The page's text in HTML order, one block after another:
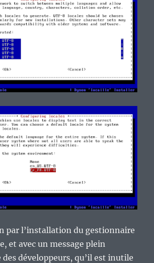
par l’installation du gestionnaire
et avec un message plein
développeurs, qu’il est inutile